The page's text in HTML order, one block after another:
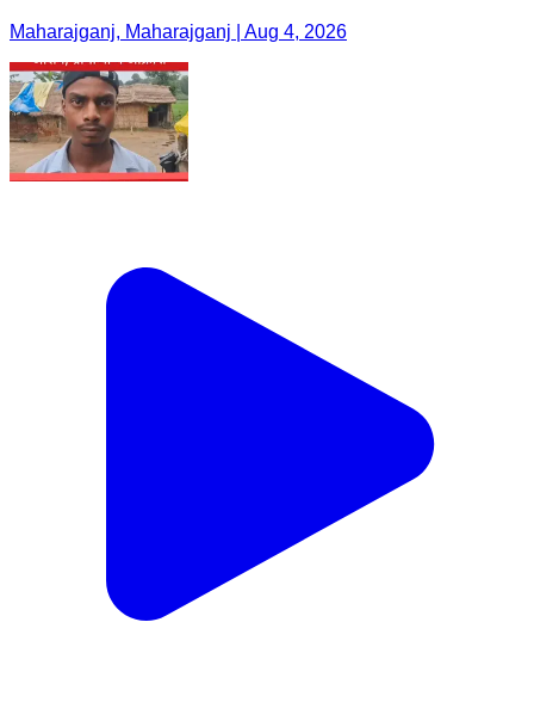
Maharajganj, Maharajganj | Aug 4, 2026